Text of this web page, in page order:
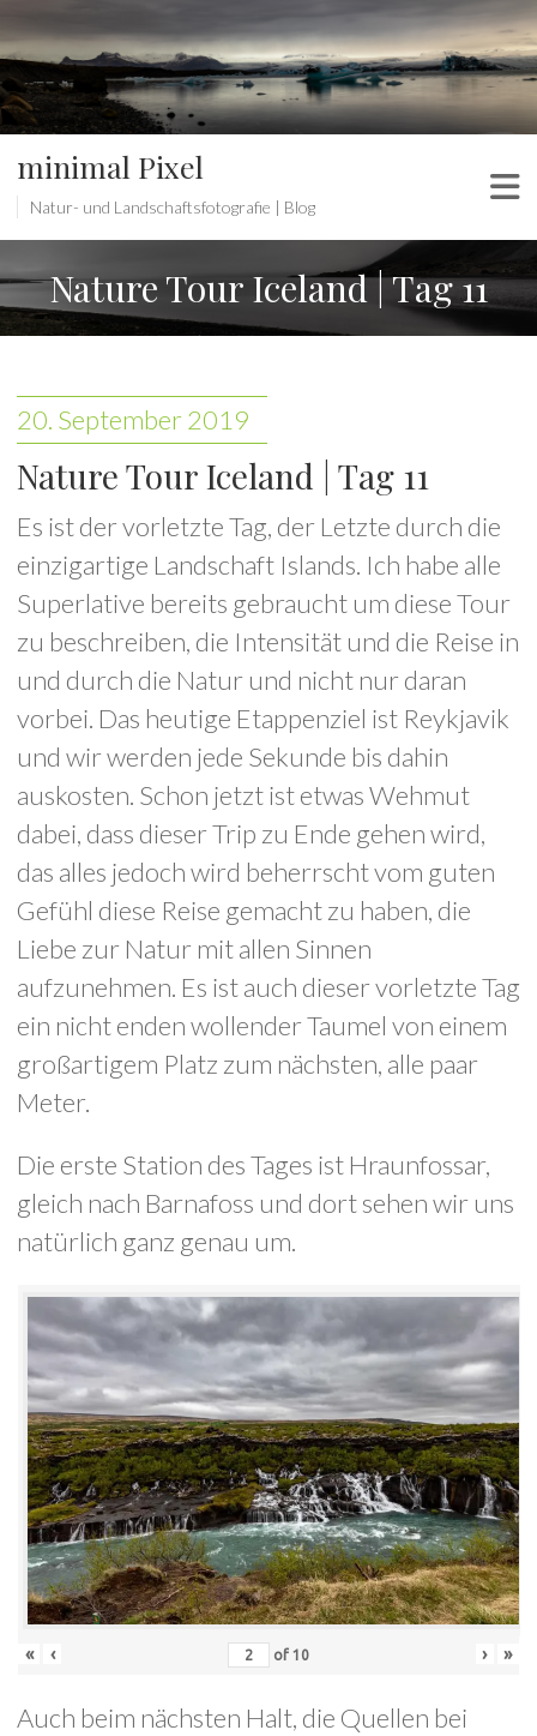
minimal Pixel
Natur- und Landschaftsfotografie | Blog
Nature Tour Iceland | Tag 11
20. September 2019
Nature Tour Iceland | Tag 11
Es ist der vorletzte Tag, der Letzte durch die
einzigartige Landschaft Islands. Ich habe alle
Superlative bereits gebraucht um diese Tour
zu beschreiben, die Intensität und die Reise in
und durch die Natur und nicht nur daran
vorbei. Das heutige Etappenziel ist Reykjavik
und wir werden jede Sekunde bis dahin
auskosten. Schon jetzt ist etwas Wehmut
dabei, dass dieser Trip zu Ende gehen wird,
das alles jedoch wird beherrscht vom guten
Gefühl diese Reise gemacht zu haben, die
Liebe zur Natur mit allen Sinnen
aufzunehmen. Es ist auch dieser vorletzte Tag
ein nicht enden wollender Taumel von einem
großartigem Platz zum nächsten, alle paar
Meter.
Die erste Station des Tages ist Hraunfossar,
gleich nach Barnafoss und dort sehen wir uns
natürlich ganz genau um.
« ‹ of 10 › »
Auch beim nächsten Halt, die Quellen bei